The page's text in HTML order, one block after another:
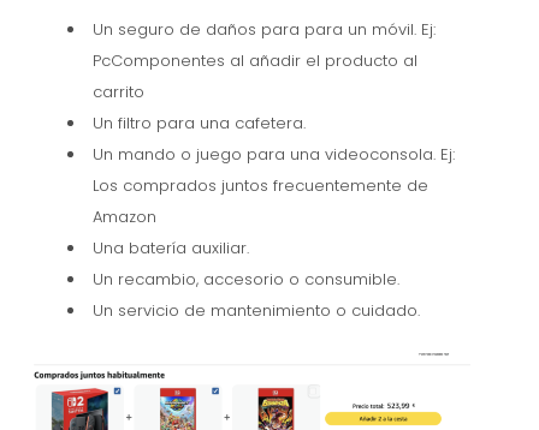
Un seguro de daños para para un móvil. Ej:
PcComponentes al añadir el producto al
carrito
Un filtro para una cafetera.
Un mando o juego para una videoconsola. Ej:
Los comprados juntos frecuentemente de
Amazon
Una batería auxiliar.
Un recambio, accesorio o consumible.
Un servicio de mantenimiento o cuidado.